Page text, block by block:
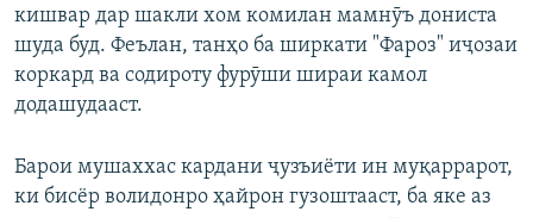
кишвар дар шакли хом комилан мамнӯъ дониста
шуда буд. Феълан, танҳо ба ширкати "Фароз" иҷозаи
коркард ва содироту фурӯши шираи камол
додашудааст.
Барои мушаххас кардани ҷузъиёти ин муқаррарот,
ки бисёр волидонро ҳайрон гузоштааст, ба яке аз